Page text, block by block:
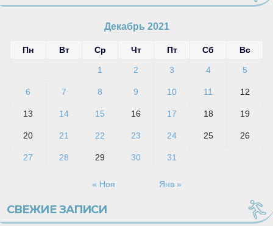
Декабрь 2021
Пн Вт Ср Чт Пт Сб Вс
1 2 3 4 5
6 7 8 9 10 11 12
13 14 15 16 17 18 19
20 21 22 23 24 25 26
27 28 29 30 31
« Ноя Янв »
СВЕЖИЕ ЗАПИСИ